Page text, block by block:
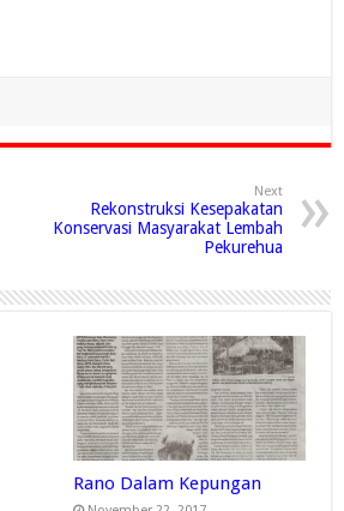
Next
Rekonstruksi Kesepakatan
Konservasi Masyarakat Lembah
Pekurehua
Rano Dalam Kepungan